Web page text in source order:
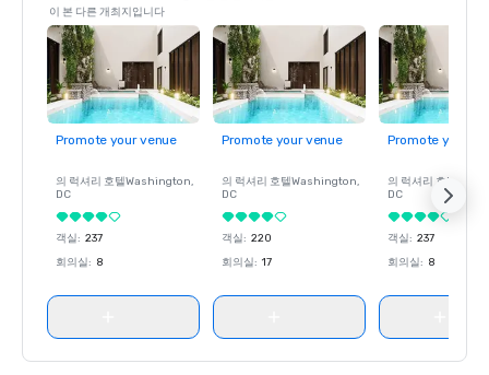
이 본 다른 개최지입니다
Promote your venue
의 럭셔리 호텔Washington,
DC
객실: 237
회의실: 8
Promote your venue
의 럭셔리 호텔Washington,
DC
객실: 220
회의실: 17
Promote your
의 럭셔리 호텔
DC
객실: 237
회의실: 8